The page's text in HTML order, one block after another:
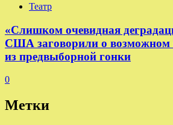
Театр
«Слишком очевидная
США заговорили о возможном
из предвыборной гонки
0
Метки